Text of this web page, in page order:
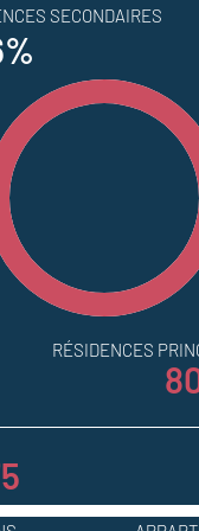
SECONDAIRES
RÉSIDENCES